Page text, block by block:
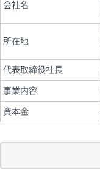
会社名
所在地
代表取締役社長
事業内容
資本金